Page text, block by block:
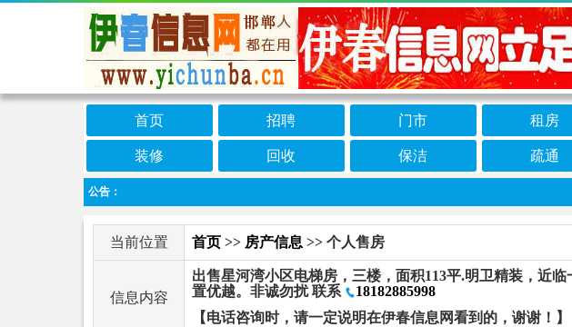
首页 招聘 门市 租房
装修 回收 保洁 疏通
公告：
当前位置 首页 >> 房产信息 >> 个人售房
信息内容
出售星河湾小区电梯房，三楼，面积113平.明卫精装，近
置优越。非诚勿扰 联系
18182885998
【电话咨询时，请一定说明在伊春信息网看到的，谢谢！】